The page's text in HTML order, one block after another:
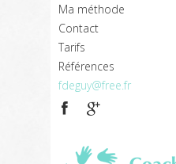
Ma méthode
Contact
Tarifs
Références
fdeguy@free.fr